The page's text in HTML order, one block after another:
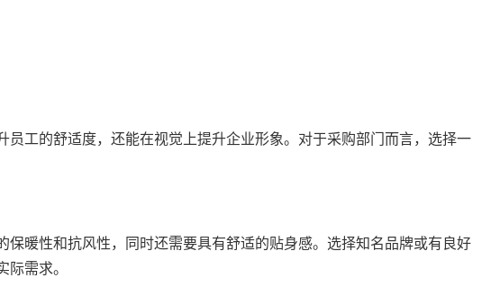
工的舒适度，还能在视觉上提升企业形象。对于采购部门而言，选择一
暖性和抗风性，同时还需要具有舒适的贴身感。选择知名品牌或有良好
需求。